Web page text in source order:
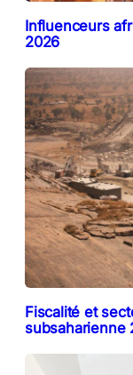
Influenceurs
2026
Fiscalité et
subsaharienne